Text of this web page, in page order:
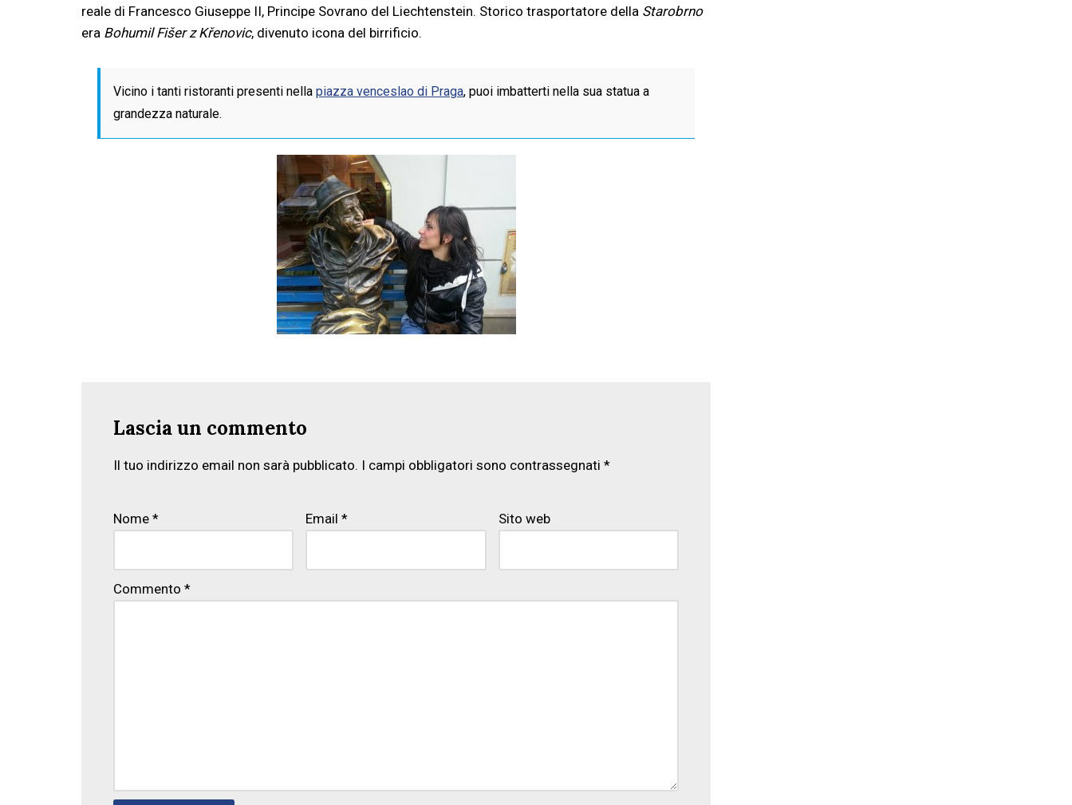
reale di Francesco Giuseppe II, Principe Sovrano del Liechtenstein. Storico trasportatore della Starobrno
era Bohumil Fišer z Křenovic, divenuto icona del birrificio.
Vicino i tanti ristoranti presenti nella piazza venceslao di Praga, puoi imbatterti nella sua statua a
grandezza naturale.
Lascia un commento
Il tuo indirizzo email non sarà pubblicato. I campi obbligatori sono contrassegnati *
Nome * Email* Sito web
Commento *